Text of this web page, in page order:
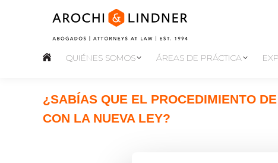
QUIÉNES SOMOS ÁREAS DE PRÁCTICA
¿SABÍAS QUE EL PROCEDIMIENTO
CON LA NUEVA LEY?